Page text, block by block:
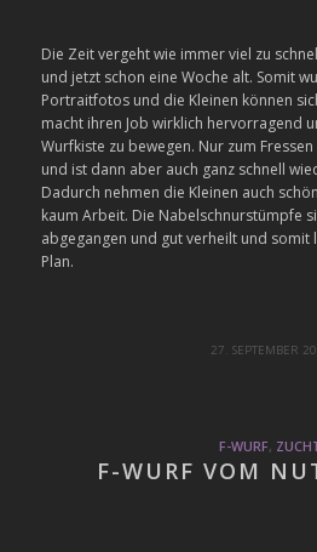
Die Zeit vergeht wie immer viel zu
und jetzt schon eine Woche alt. Somit
Portraitfotos und die Kleinen können
macht ihren Job wirklich hervorragend
Wurfkiste zu bewegen. Nur zum
und ist dann aber auch ganz schnell
Dadurch nehmen die Kleinen auch
kaum Arbeit. Die Nabelschnurstümpfe
abgegangen und gut verheilt und somit
Plan.
27. SEPTEMBER
F-WURF,
F-WURF VOM